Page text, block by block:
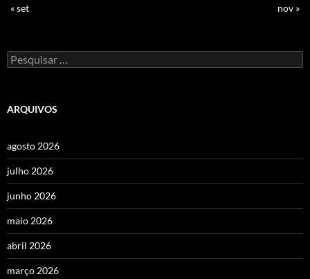
« set
nov »
Pesquisar
por:
ARQUIVOS
agosto 2026
julho 2026
junho 2026
maio 2026
abril 2026
março 2026